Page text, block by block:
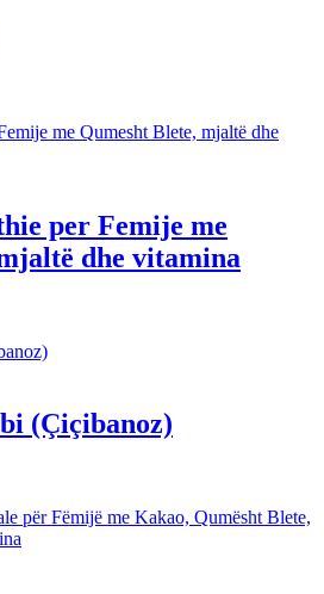
per Femije me
dhe vitamina
(Çiçibanoz)